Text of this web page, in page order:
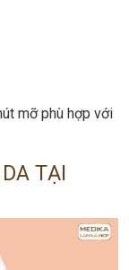
mỡ phù hợp với
TẠI